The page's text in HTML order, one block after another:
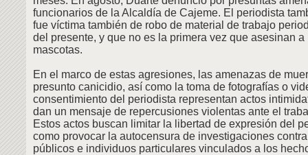
funcionarios de la Alcaldía de Cajeme. El periodista
fue víctima también de robo de material de trabajo
del presente, y que no es la primera vez que asesinan a
mascotas.
En el marco de estas agresiones, las amenazas de
presunto canicidio, así como la toma de fotografías o
consentimiento del periodista representan actos
dan un mensaje de repercusiones violentas ante el
Estos actos buscan limitar la libertad de expresión del
como provocar la autocensura de investigaciones
públicos e individuos particulares vinculados a los